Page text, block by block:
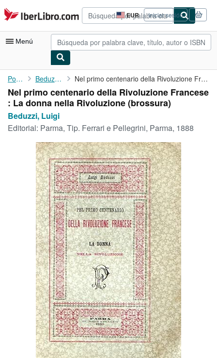
Pasar al contenido principal
IberLibro.com EUR
Preferencias
de
compra
del
Iniciar sesión
Menú
Mi cuenta
Consultar mis pedidos
Búsqueda avanzada
Colecciones
Libros antiguos
Arte y coleccionismo
Vendedores
Comenzar a vender
CERRAR
Portada Beduzzi, Luigi Nel primo centenario della Rivoluzione Francese : La donna nella...
Nel primo centenario della Rivoluzione Francese
: La donna nella Rivoluzione (brossura)
Beduzzi, Luigi
Editorial: Parma, Tip. Ferrari e Pellegrini, Parma, 1888